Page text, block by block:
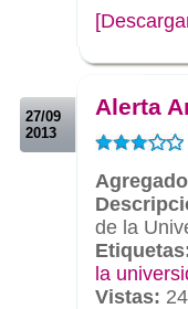
27/09
2013
Alerta
de la
la
Vistas: